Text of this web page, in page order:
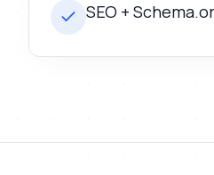
SEO +